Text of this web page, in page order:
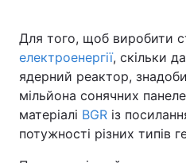
Для того, щоб виробити
електроенергії, скільки
ядерний реактор,
мільйона сонячних
матеріалі BGR із
потужності різних типів